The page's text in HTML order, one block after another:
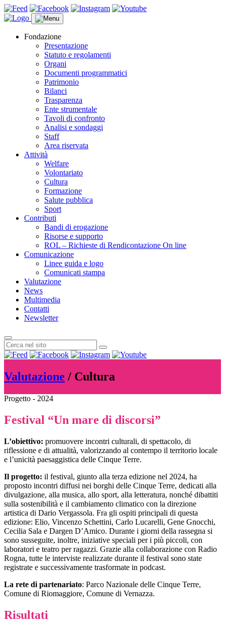
Fondazione
Presentazione
Statuto e regolamenti
Organi
Documenti programmatici
Patrimonio
Bilanci
Trasparenza
Ente strumentale
Tavoli di confronto
Analisi e sondaggi
Staff
Area riservata
Attività
Welfare
Volontariato
Cultura
Formazione
Salute pubblica
Sport
Contributi
Bandi di erogazione
Risorse e supporto
ROL – Richieste di Rendicontazione On line
Comunicazione
Linee guida e logo
Comunicati stampa
Valutazione
News
Multimedia
Contatti
Newsletter
Valutazione / Cultura
Progetto - 2024
Festival “Un mare di discorsi”
L’obiettivo: promuovere incontri culturali, di spettacolo, di
riflessione e di attualità, valorizzando al contempo il territorio locale
e l’unicità paesaggistica delle Cinque Terre.
Il progetto: il festival, giunto alla terza edizione nel 2024, ha
proposto incontri diffusi nei borghi delle Cinque Terre, dedicati alla
divulgazione, alla musica, allo sport, alla letteratura, nonché dibattiti
sulla sostenibilità e il cambiamento climatico con la direzione
artistica di Dario Vergassola. Fra gli ospiti principali di questa
edizione: Elio, Vincenzo Schettini, Carlo Lucarelli, Gene Gnocchi,
Cecilia Sala e Dargen D’Amico. Durante i giorni della rassegna si
sono susseguite, inoltre, iniziative speciali per i più piccoli, con
laboratori e teatro per ragazzi. Grazie alla collaborazione con Radio
Rogna, tutte le interviste realizzate durante il festival sono state
registrate e successivamente trasformate in podcast.
La rete di partenariato: Parco Nazionale delle Cinque Terre,
Comune di Riomaggiore, Comune di Vernazza.
Risultati